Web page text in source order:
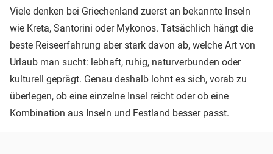
Viele denken bei Griechenland zuerst an bekannte Inseln
wie Kreta, Santorini oder Mykonos. Tatsächlich hängt die
beste Reiseerfahrung aber stark davon ab, welche Art von
Urlaub man sucht: lebhaft, ruhig, naturverbunden oder
kulturell geprägt. Genau deshalb lohnt es sich, vorab zu
überlegen, ob eine einzelne Insel reicht oder ob eine
Kombination aus Inseln und Festland besser passt.